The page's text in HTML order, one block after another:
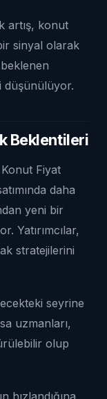
artış, konut
sinyal olarak
düşünülüyor.
Beklentileri
Fiyat
daha
yeni bir
Yatırımcılar,
stratejilerini
seyrine
uzmanları,
olup
hızlandığına